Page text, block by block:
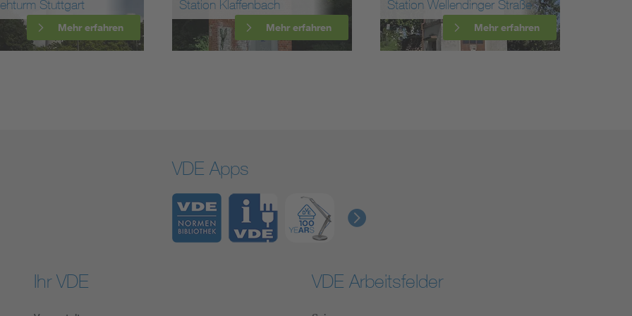
Station Klaffenbach Station Wellendinger Straße
Mehr erfahren
Kraftwerk Witznau
Mehr erfahren
VDE Apps
Ihr VDE VDE Arbeitsfelder